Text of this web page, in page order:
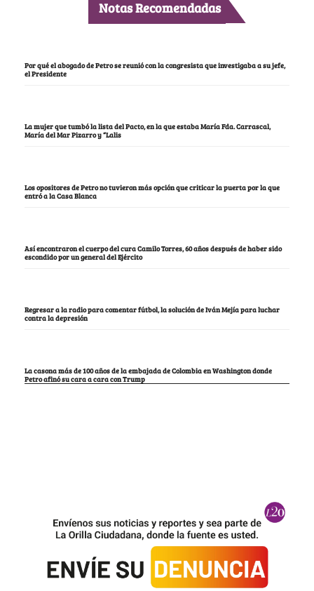
Notas Recomendadas
Por qué el abogado de Petro se reunió con la congresista que investigaba a su jefe,
el Presidente
La mujer que tumbó la lista del Pacto, en la que estaba María Fda. Carrascal,
María del Mar Pizarro y “Lalis
Los opositores de Petro no tuvieron más opción que criticar la puerta por la que
entró a la Casa Blanca
Así encontraron el cuerpo del cura Camilo Torres, 60 años después de haber sido
escondido por un general del Ejército
Regresar a la radio para comentar fútbol, la solución de Iván Mejía para luchar
contra la depresión
La casona más de 100 años de la embajada de Colombia en Washington donde
Petro afinó su cara a cara con Trump